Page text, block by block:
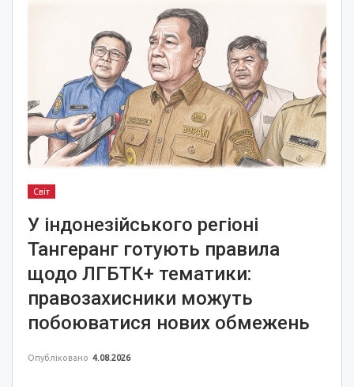
Світ
У індонезійського регіоні
Тангеранг готують правила
щодо ЛГБТК+ тематики:
правозахисники можуть
побоюватися нових обмежень
Опубліковано 4.08.2026